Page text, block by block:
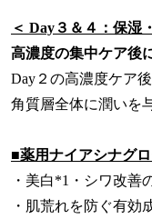
＜ Day３＆４：保湿
高濃度の集中ケア後
Day２の高濃度ケア
角質層全体に潤いを
■薬用ナイアシナグ
・美白*1・シワ改善
・肌荒れを防ぐ有効